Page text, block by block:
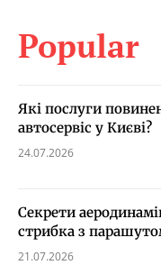
Popular
Які послуги
автосервіс у Києві?
24.07.2026
Секрети
стрибка з
21.07.2026